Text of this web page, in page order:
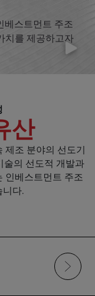
베스트먼트 주조
치를 제공하고자
산
제조 분야의 선도기
술의 선도적 개발과
인베스트먼트 주조
다.